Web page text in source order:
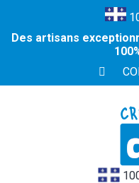
Des artisans